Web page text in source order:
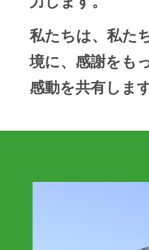
私たちは、私た
境に、感謝をも
感動を共有します